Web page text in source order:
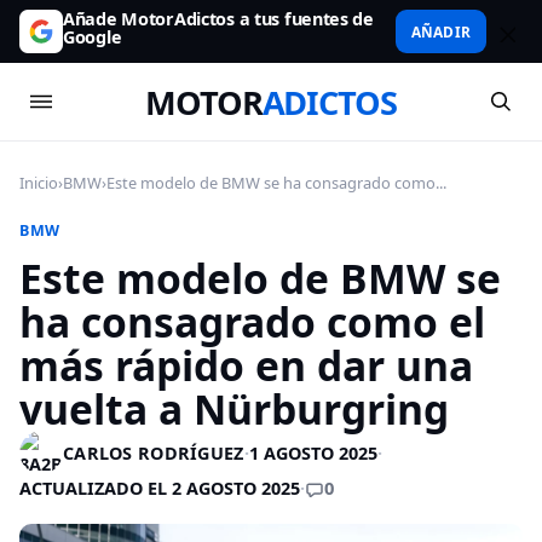
Añade MotorAdictos a tus fuentes de
Google AÑADIR
MOTORADICTOS
Inicio›BMW›Este modelo de BMW se ha consagrado como...
BMW
Este modelo de BMW se
ha consagrado como el
más rápido en dar una
vuelta a Nürburgring
CARLOS RODRÍGUEZ·1 AGOSTO 2025·
ACTUALIZADO EL 2 AGOSTO 2025· 0